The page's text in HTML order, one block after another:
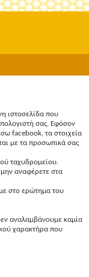
ιστοσελίδα που
σας. Εφόσον
facebook, τα στοιχεία
με τα προσωπικά σας
ταχυδρομείου.
μην αναφέρετε στα
στο ερώτημα του
αναλαμβάνουμε καμία
χαρακτήρα που